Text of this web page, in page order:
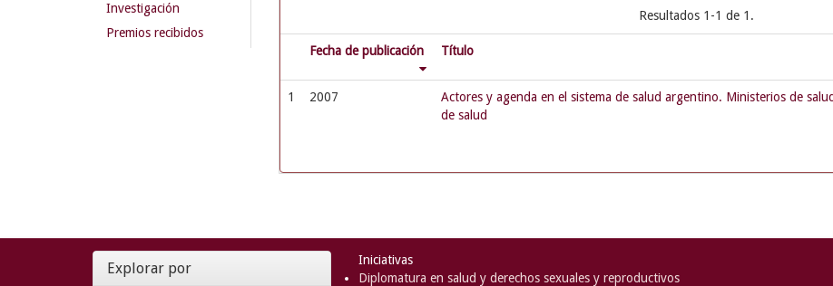
Investigación
Premios recibidos
Resultados 1-1 de 1.
Fecha de publicación Título
1 2007
Actores y agenda en el sistema de salud argentino. Ministerios de
de salud
Explorar por
Iniciativas
Diplomatura en salud y derechos sexuales y reproductivos